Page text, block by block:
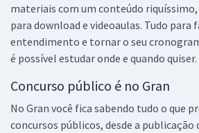
materiais com um conteúdo
para download e videoaulas. Tudo para
entendimento e tornar o seu
é possível estudar onde e quando quiser.
Concurso público é no Gran
No Gran você fica sabendo tudo o que
concursos públicos, desde a publicação